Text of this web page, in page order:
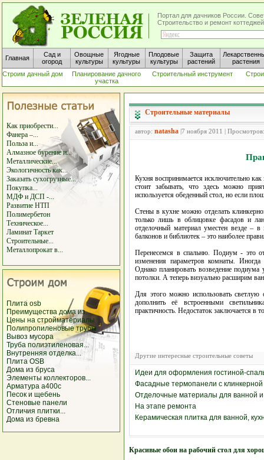
Портал для дачников России.
Строительство и ремонт
Главная
Сад и
огород
Овощные
культуры
Ягодные
культуры
Плодовые
культуры
Защита
растений
растения
Строим дачный дом
Планирование дачного
участка
Строительный инструмент
Как приобрести...
Фанера –...
Польза и...
Алмазное бурение и...
Металлические...
Экологичность как...
Заказать сухогрузные...
Покупка...
МДФ и ДСП -...
Развитие НТП
Полимербетон
Техническое...
Ламинат Таркет
Строительные...
Металлопрокат в...
Плита osb
Преимущества дома из...
Цены на стройматериалы
Полипропиленовые трубы
Вывоз мусора
Труба полиэтиленовая...
Внутренняя отделка...
Плита OSB
Дома из бруса
Элементы коллекторов...
Арматура а400с
Песок и щебень
Стеновые панели
Отличия плитки...
Дома из бревна
Строительные материалы
автор: natasha |7 ноября 2011 |
Кухня воспринимается исключительно
стоит забывать, что здесь можно
используется обеденный стол, но если
Стены в кухне можно отделать
только лишь в облицовке фасадов и
отделочный материал уместен везде –
балконов и библиотек – это наиболее
Перенесемся в спальню. Подиум - это
изменения параметров комнаты.
Однако планировать возведение
потолки. А теперь визуально расширим
Для этого можно использовать
дополнить её встроенными
практичность. Недостаток заключается в
Другие интересные строительные советы
Идеи для оформления гостиной-
Фасадные термопанели с клинкерной
Отделочные материалы для ванной и
На этапе ремонта
Керамическая плитка для ванной,
Красивые обои на рабочий стол для